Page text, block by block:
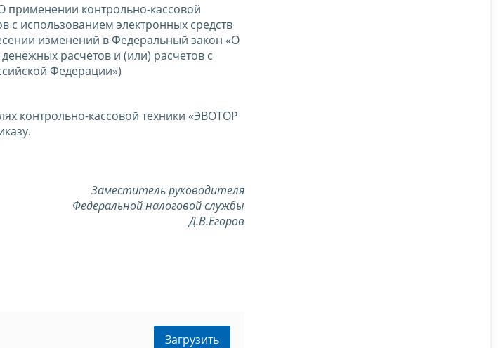
применении контрольно-кассовой
с использованием электронных средств
изменений в Федеральный закон «О
расчетов и (или) расчетов с
Федерации»)
контрольно-кассовой техники «ЭВОТОР
Заместитель руководителя
Федеральной налоговой службы
Д.В.Егоров
Загрузить